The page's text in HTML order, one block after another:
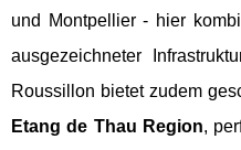
und Montpellier - hier
ausgezeichneter
Roussillon bietet zudem
Etang de Thau Region,